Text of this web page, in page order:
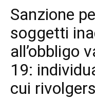
Sanzione
soggetti
all’obbligo
19:
cui